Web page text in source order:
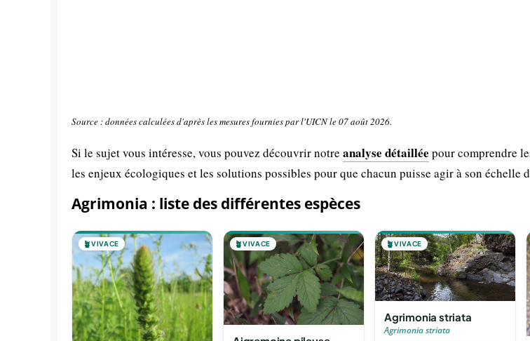
Source : données calculées d'après les mesures fournies par l'UICN le 07 août 2026.
Si le sujet vous intéresse, vous pouvez découvrir notre analyse détaillée pour comprendre
les enjeux écologiques et les solutions possibles pour que chacun puisse agir à son échelle
Agrimonia : liste des différentes espèces
🪴VIVACE 🪴VIVACE 🪴VIVACE
Agrimonia striata
Agrimonia striata